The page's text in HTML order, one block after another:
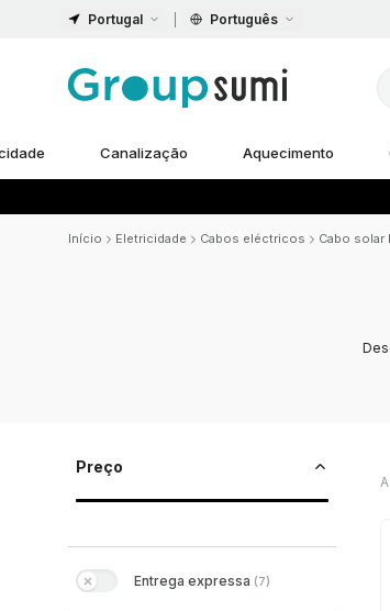
Portugal Português
Canalização Aquecimento
Início Eletricidade Cabos eléctricos Cabo solar
Preço
Entrega expressa (7)